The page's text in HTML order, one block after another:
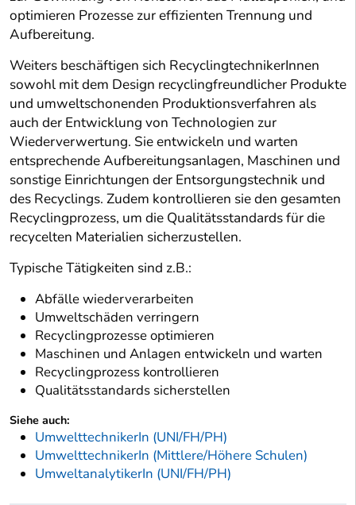
optimieren Prozesse zur effizienten Trennung und
Aufbereitung.
Weiters beschäftigen sich RecyclingtechnikerInnen
sowohl mit dem Design recyclingfreundlicher Produkte
und umweltschonenden Produktionsverfahren als
auch der Entwicklung von Technologien zur
Wiederverwertung. Sie entwickeln und warten
entsprechende Aufbereitungsanlagen, Maschinen und
sonstige Einrichtungen der Entsorgungstechnik und
des Recyclings. Zudem kontrollieren sie den gesamten
Recyclingprozess, um die Qualitätsstandards für die
recycelten Materialien sicherzustellen.
Typische Tätigkeiten sind z.B.:
Abfälle wiederverarbeiten
Umweltschäden verringern
Recyclingprozesse optimieren
Maschinen und Anlagen entwickeln und warten
Recyclingprozess kontrollieren
Qualitätsstandards sicherstellen
Siehe auch:
UmwelttechnikerIn (UNI/FH/PH)
UmwelttechnikerIn (Mittlere/Höhere Schulen)
UmweltanalytikerIn (UNI/FH/PH)